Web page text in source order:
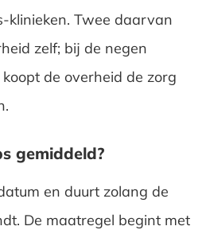
klinieken. Twee daarvan
zelf; bij de negen
de overheid de zorg
gemiddeld?
en duurt zolang de
De maatregel begint met